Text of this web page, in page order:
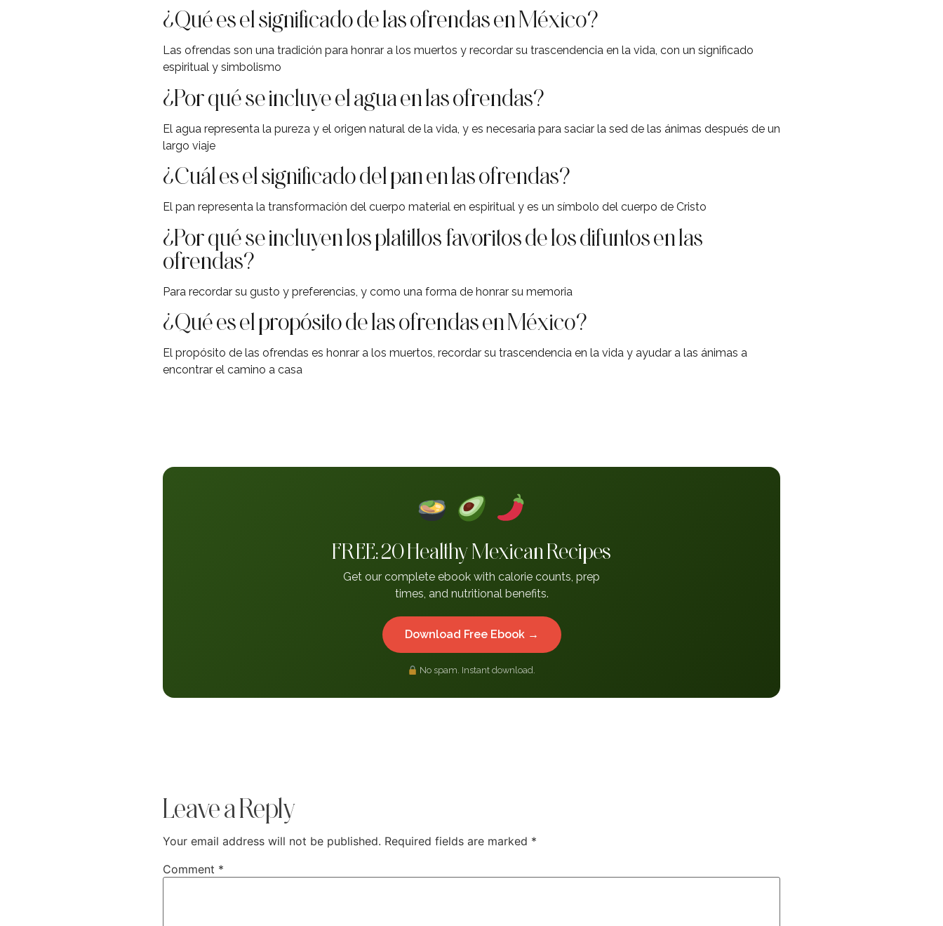
¿Qué es el significado de las ofrendas en México?
Las ofrendas son una tradición para honrar a los muertos y recordar su trascendencia en la vida, con un significado
espiritual y simbolismo
¿Por qué se incluye el agua en las ofrendas?
El agua representa la pureza y el origen natural de la vida, y es necesaria para saciar la sed de las ánimas después de un
largo viaje
¿Cuál es el significado del pan en las ofrendas?
El pan representa la transformación del cuerpo material en espiritual y es un símbolo del cuerpo de Cristo
¿Por qué se incluyen los platillos favoritos de los difuntos en las
ofrendas?
Para recordar su gusto y preferencias, y como una forma de honrar su memoria
¿Qué es el propósito de las ofrendas en México?
El propósito de las ofrendas es honrar a los muertos, recordar su trascendencia en la vida y ayudar a las ánimas a
encontrar el camino a casa
FREE: 20 Healthy Mexican Recipes
Get our complete ebook with calorie counts, prep
times, and nutritional benefits.
Download Free Ebook →
No spam. Instant download.
Leave a Reply
Your email address will not be published. Required fields are marked *
Comment *